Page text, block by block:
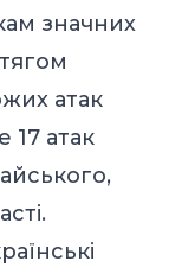
значних
атак
17 атак